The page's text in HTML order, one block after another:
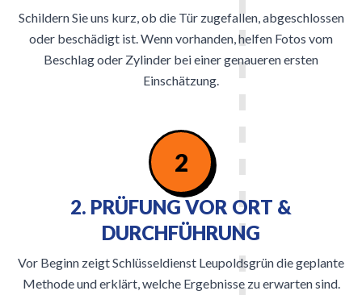
Schildern Sie uns kurz, ob die Tür zugefallen, abgeschlossen
oder beschädigt ist. Wenn vorhanden, helfen Fotos vom
Beschlag oder Zylinder bei einer genaueren ersten
Einschätzung.
2
2. PRÜFUNG VOR ORT &
DURCHFÜHRUNG
Vor Beginn zeigt Schlüsseldienst Leupoldsgrün die geplante
Methode und erklärt, welche Ergebnisse zu erwarten sind.